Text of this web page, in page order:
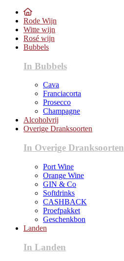
Rode Wijn
Witte wijn
Rosé wijn
Bubbels
In Bubbels
Cava
Franciacorta
Prosecco
Champagne
Alcoholvrij
Overige Dranksoorten
In Overige Dranksoorten
Port Wine
Orange Wine
GIN & Co
Softdrinks
CASHBACK
Proefpakket
Geschenkbon
Landen
In Landen